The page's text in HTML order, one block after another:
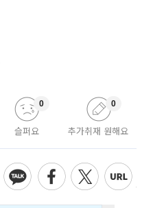
슬퍼요
0
추가취재 원해요
0